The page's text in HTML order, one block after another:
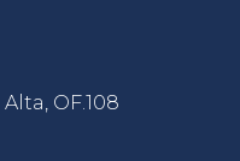
OF.108